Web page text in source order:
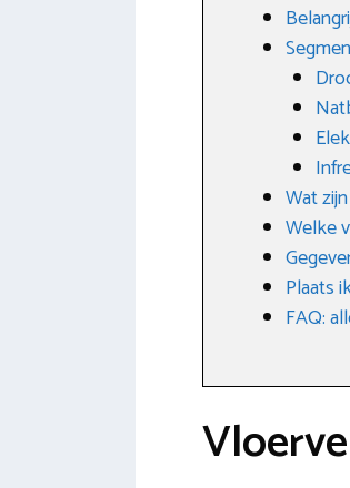
Wat
Welke
Plaats
FAQ: